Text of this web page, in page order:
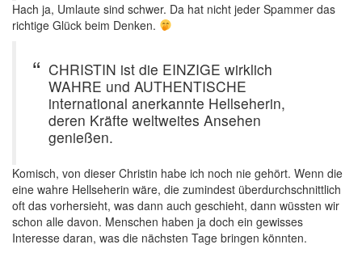
Hach ja, Umlaute sind schwer. Da hat nicht jeder Spammer das
richtige Glück beim Denken.
CHRISTIN ist die EINZIGE wirklich
WAHRE und AUTHENTISCHE
international anerkannte Hellseherin,
deren Kräfte weltweites Ansehen
genießen.
Komisch, von dieser Christin habe ich noch nie gehört. Wenn die
eine wahre Hellseherin wäre, die zumindest überdurchschnittlich
oft das vorhersieht, was dann auch geschieht, dann wüssten wir
schon alle davon. Menschen haben ja doch ein gewisses
Interesse daran, was die nächsten Tage bringen könnten.